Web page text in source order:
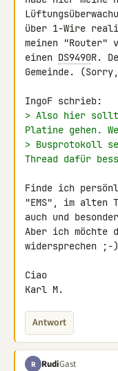
über 1-Wire
meinen "Router"
einen DS9490R.
Gemeinde.
> Also hier
Platine gehen.
> Busprotokoll
Thread dafür
Finde ich
"EMS", im alten
auch und
Aber ich möchte
widersprechen ;-)
Ciao
Karl M.
Antwort
R RudiGast